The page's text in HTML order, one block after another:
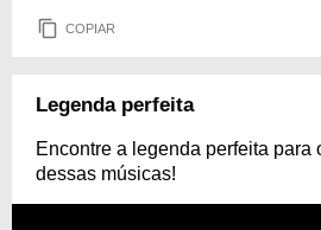
COPIAR
Legenda perfeita
Encontre a legenda perfeita para
dessas músicas!